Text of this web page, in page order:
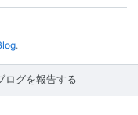
.
ログを報告する